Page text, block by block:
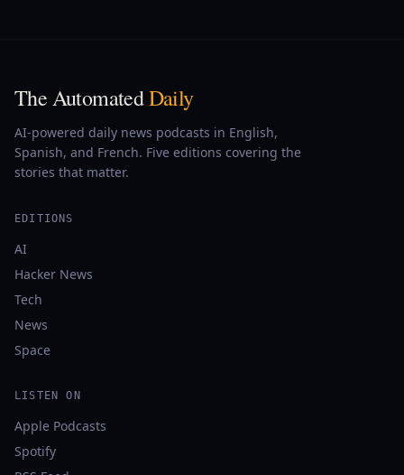
The AutomatedDaily
AI-powered daily news podcasts in English,
Spanish, and French. Five editions covering the
stories that matter.
EDITIONS
AI
Hacker News
Tech
News
Space
LISTEN ON
Apple Podcasts
Spotify